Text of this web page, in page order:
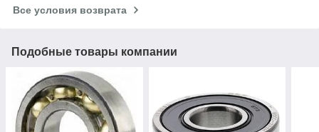
Все условия возврата
Подобные товары компании